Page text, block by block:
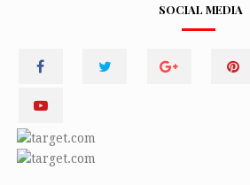
SOCIAL MEDIA